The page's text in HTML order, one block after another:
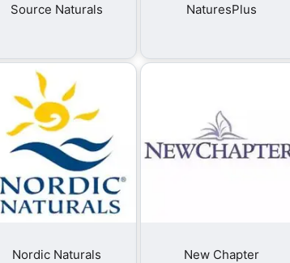
Source Naturals NaturesPlus
Nordic Naturals New Chapter